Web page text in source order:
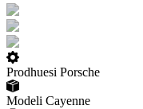
Prodhuesi Porsche
Modeli Cayenne